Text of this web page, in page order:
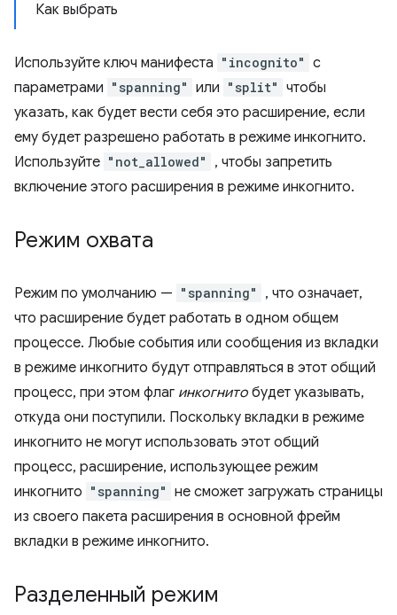
Как выбрать
Используйте ключ манифеста "incognito" с
параметрами "spanning" или "split" чтобы
указать, как будет вести себя это расширение, если
ему будет разрешено работать в режиме инкогнито.
Используйте "not_allowed"
, чтобы запретить
включение этого расширения в режиме инкогнито.
Режим охвата
Режим по умолчанию — "spanning"
, что означает,
что расширение будет работать в одном общем
процессе. Любые события или сообщения из вкладки
в режиме инкогнито будут отправляться в этот общий
процесс, при этом флаг инкогнито будет указывать,
откуда они поступили. Поскольку вкладки в режиме
инкогнито не могут использовать этот общий
процесс, расширение, использующее режим
инкогнито "spanning" не сможет загружать страницы
из своего пакета расширения в основной фрейм
вкладки в режиме инкогнито.
Разделенный режим